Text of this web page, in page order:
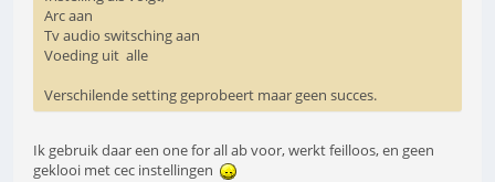
Arc aan
Tv audio switsching aan
Voeding uit alle
Verschilende setting geprobeert maar geen succes.
Ik gebruik daar een one for all ab voor, werkt feilloos, en geen
geklooi met cec instellingen